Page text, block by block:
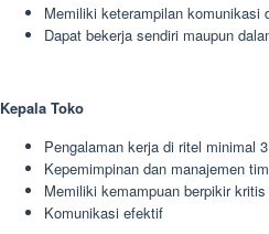
Memiliki keterampilan komunikasi
Dapat bekerja sendiri maupun
Kepala Toko
Pengalaman kerja di ritel minimal
Kepemimpinan dan manajemen
Memiliki kemampuan berpikir
Komunikasi efektif